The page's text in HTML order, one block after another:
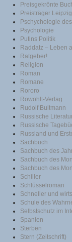
Preisgekrönte
Preisträger
Pschychologie
Psychologie
Putins Politik
Raddatz – Leben
Ratgeber!
Religion
Roman
Romane
Rororo
Rowohlt-Verlag
Rudolf Bultmann
Russische
Russische
Russland und
Sachbuch
Sachbuch des
Sachbuch des
Sachbuch des
Schiller
Schlüsselroman
Schneller und
Schule des
Selbstschutz im
Spanien
Sterben
Stern (Zeitschrift)